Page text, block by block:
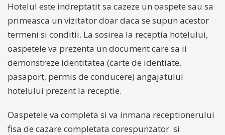
Hotelul este indreptatit sa cazeze un oaspete sau sa
primeasca un vizitator doar daca se supun acestor
termeni si conditii. La sosirea la receptia hotelului,
oaspetele va prezenta un document care sa ii
demonstreze identitatea (carte de identiate,
pasaport, permis de conducere) angajatului
hotelului prezent la receptie.
Oaspetele va completa si va inmana receptionerului
fisa de cazare completata corespunzator si